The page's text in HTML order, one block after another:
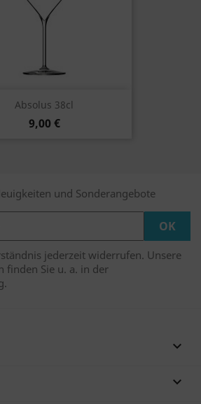
Absolus 38cl
9,00 €
und Sonderangebote
jederzeit widerrufen. Unsere
finden Sie u. a. in der

